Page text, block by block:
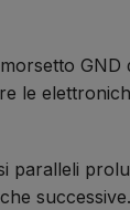
GND
le
paralleli
successive.